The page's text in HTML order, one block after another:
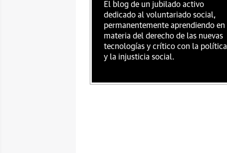
El blog de un jubilado activo
dedicado al voluntariado social,
permanentemente aprendiendo en
materia del derecho de las nuevas
tecnologías y crítico con la política
y la injusticia social.